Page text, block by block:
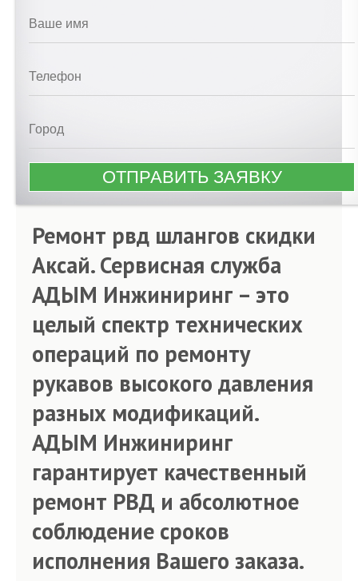
Ремонт рвд шлангов скидки
Аксай. Сервисная служба
АДЫМ Инжиниринг – это
целый спектр технических
операций по ремонту
рукавов высокого давления
разных модификаций.
АДЫМ Инжиниринг
гарантирует качественный
ремонт РВД и абсолютное
соблюдение сроков
исполнения Вашего заказа.